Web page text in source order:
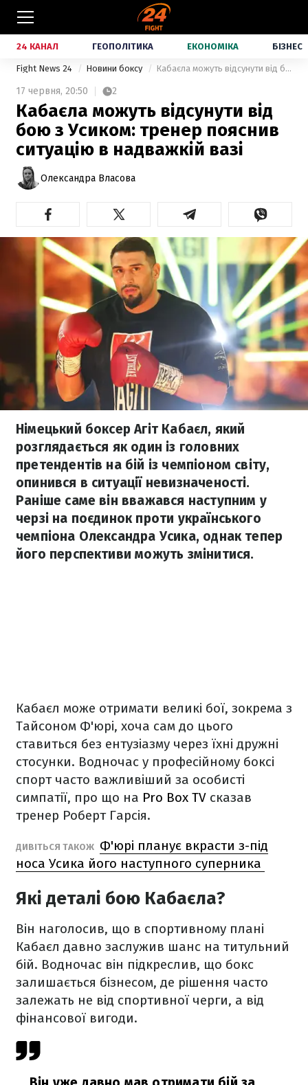
24 КАНАЛ ГЕОПОЛІТИКА ЕКОНОМІКА БІЗНЕС
Fight News 24 Новини боксу Кабаєла можуть відсунути від бою з Усиком: тренер пояснив ситуацію в надважкій вазі
17 червня, 20:50 2
Кабаєла можуть відсунути від
бою з Усиком: тренер пояснив
ситуацію в надважкій вазі
Олександра Власова
Німецький боксер Агіт Кабаєл, який
розглядається як один із головних
претендентів на бій із чемпіоном світу,
опинився в ситуації невизначеності.
Раніше саме він вважався наступним у
черзі на поєдинок проти українського
чемпіона Олександра Усика, однак тепер
його перспективи можуть змінитися.
Кабаєл може отримати великі бої, зокрема з
Тайсоном Ф'юрі, хоча сам до цього
ставиться без ентузіазму через їхні дружні
стосунки. Водночас у професійному боксі
спорт часто важливіший за особисті
симпатії, про що на Pro Box TV сказав
тренер Роберт Гарсія.
ДИВІТЬСЯ ТАКОЖ Ф'юрі планує вкрасти з-під
носа Усика його наступного суперника
Які деталі бою Кабаєла?
Він наголосив, що в спортивному плані
Кабаєл давно заслужив шанс на титульний
бій. Водночас він підкреслив, що бокс
залишається бізнесом, де рішення часто
залежать не від спортивної черги, а від
фінансової вигоди.